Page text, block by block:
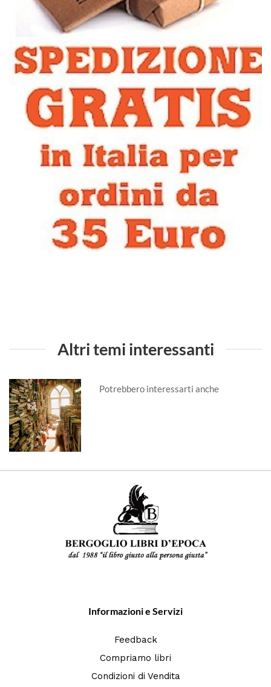
Altri temi interessanti
Potrebbero interessarti anche
Informazioni e Servizi
Feedback
Compriamo libri
Condizioni di Vendita